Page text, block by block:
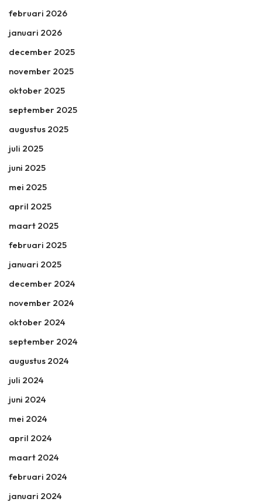
februari 2026
januari 2026
december 2025
november 2025
oktober 2025
september 2025
augustus 2025
juli 2025
juni 2025
mei 2025
april 2025
maart 2025
februari 2025
januari 2025
december 2024
november 2024
oktober 2024
september 2024
augustus 2024
juli 2024
juni 2024
mei 2024
april 2024
maart 2024
februari 2024
januari 2024